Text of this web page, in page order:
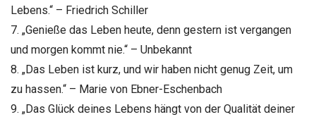
Lebens.“ – Friedrich Schiller
7. „Genieße das Leben heute, denn gestern ist vergangen
und morgen kommt nie.“ – Unbekannt
8. „Das Leben ist kurz, und wir haben nicht genug Zeit, um
zu hassen.“ – Marie von Ebner-Eschenbach
9. „Das Glück deines Lebens hängt von der Qualität deiner